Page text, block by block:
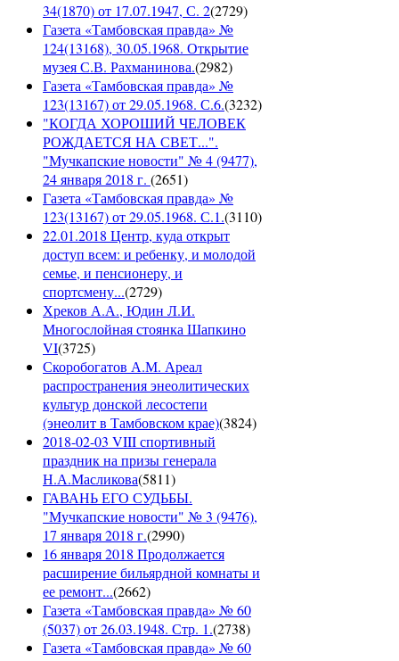
34(1870) от 17.07.1947, С. 2(2729)
Газета «Тамбовская правда» №
124(13168), 30.05.1968. Открытие
музея С.В. Рахманинова.(2982)
Газета «Тамбовская правда» №
123(13167) от 29.05.1968. С.6.(3232)
"КОГДА ХОРОШИЙ ЧЕЛОВЕК
РОЖДАЕТСЯ НА СВЕТ...".
"Мучкапские новости" № 4 (9477),
24 января 2018 г. (2651)
Газета «Тамбовская правда» №
123(13167) от 29.05.1968. С.1.(3110)
22.01.2018 Центр, куда открыт
доступ всем: и ребенку, и молодой
семье, и пенсионеру, и
спортсмену...(2729)
Хреков А.А., Юдин Л.И.
Многослойная стоянка Шапкино
VI(3725)
Скоробогатов А.М. Ареал
распространения энеолитических
культур донской лесостепи
(энеолит в Тамбовском крае)(3824)
2018-02-03 VIII спортивный
праздник на призы генерала
Н.А.Масликова(5811)
ГАВАНЬ ЕГО СУДЬБЫ.
"Мучкапские новости" № 3 (9476),
17 января 2018 г.(2990)
16 января 2018 Продолжается
расширение бильярдной комнаты и
ее ремонт...(2662)
Газета «Тамбовская правда» № 60
(5037) от 26.03.1948. Стр. 1.(2738)
Газета «Тамбовская правда» № 60